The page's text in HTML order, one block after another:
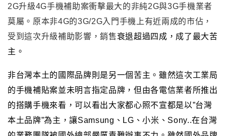
2G升級4G手機補助案衝擊最大的非純2G與3G手機業者
莫屬 。原本非4G的3G/2G入門手機上有近兩成的市佔 ，
受到這次升級補助影響 ，銷售衰退超過四成 ，成了最大苦
主 。
非台灣本土的國際品牌則是另一個苦主 。雖然這次工業局
的手機補貼案並未明言指定品牌 ，但由各電信業者所推出
的搭購手機來看 ，可以看出大家都心照不宣都是以”台灣
本土品牌”為主 ，讓Samsung 、LG、小米 、Sony..在台灣